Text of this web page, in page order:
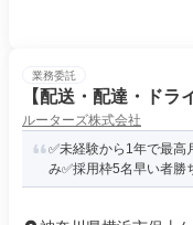
業務委託
【配送・配達・ドラ
ルーターズ株式会社
✅未経験から1年で最高
み✅採用枠5名早い者勝